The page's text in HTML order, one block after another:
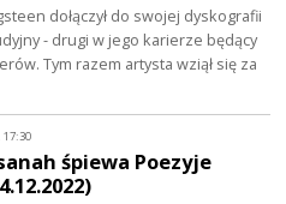
dołączył do swojej dyskografii
- drugi w jego karierze będący
Tym razem artysta wziął się za
17:30
śpiewa Poezyje